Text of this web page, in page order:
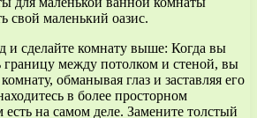
свой маленький оазис.
и сделайте комнату выше: Когда вы
границу между потолком и стеной, вы
обманывая глаз и заставляя его
в более просторном
на самом деле. Замените толстый